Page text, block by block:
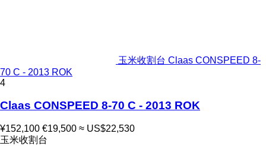
玉米收割台 Claas CONSPEED 8-
70 C - 2013 ROK
4
Claas CONSPEED 8-70 C - 2013 ROK
¥152,100 €19,500 ≈ US$22,530
玉米收割台